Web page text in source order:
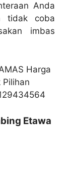
Anda
tidak coba
imbas
Etawa